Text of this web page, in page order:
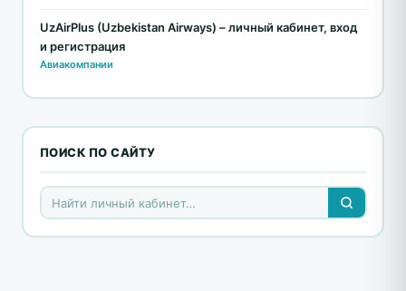
UzAirPlus (Uzbekistan Airways) – личный кабинет, вход
и регистрация
Авиакомпании
ПОИСК ПО САЙТУ